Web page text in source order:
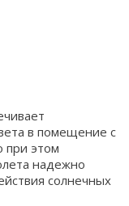
в помещение с
при этом
надежно
солнечных